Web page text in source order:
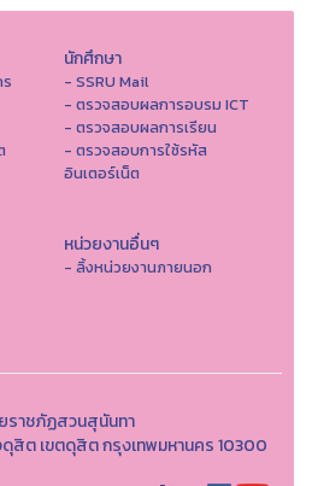
นักศึกษา
- SSRU Mail
- ตรวจสอบผลการอบรม ICT
- ตรวจสอบผลการเรียน
- ตรวจสอบการใช้รหัส
อินเตอร์เน็ต
หน่วยงานอื่นๆ
- ลิ้งหน่วยงานภายนอก
ราชภัฏสวนสุนันทา
สิต เขตดุสิต กรุงเทพมหานคร 10300